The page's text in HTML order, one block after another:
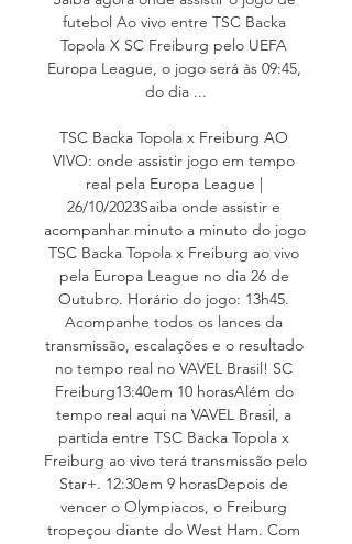
futebol Ao vivo entre TSC Backa
Topola X SC Freiburg pelo UEFA
Europa League, o jogo será às 09:45,
do dia ...
TSC Backa Topola x Freiburg AO
VIVO: onde assistir jogo em tempo
real pela Europa League |
26/10/2023Saiba onde assistir e
acompanhar minuto a minuto do jogo
TSC Backa Topola x Freiburg ao vivo
pela Europa League no dia 26 de
Outubro. Horário do jogo: 13h45.
Acompanhe todos os lances da
transmissão, escalações e o resultado
no tempo real no VAVEL Brasil! SC
Freiburg13:40em 10 horasAlém do
tempo real aqui na VAVEL Brasil, a
partida entre TSC Backa Topola x
Freiburg ao vivo terá transmissão pelo
Star+. 12:30em 9 horasDepois de
vencer o Olympiacos, o Freiburg
tropeçou diante do West Ham. Com